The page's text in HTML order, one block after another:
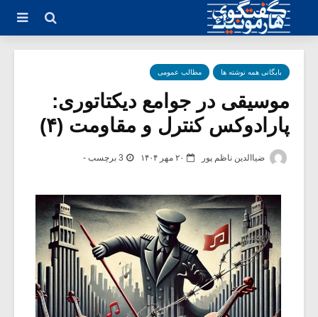
بایگانی همه نوشته ها مطالب عمومی
موسیقی در جوامع دیکتاتوری:
پارادوکس کنترل و مقاومت (۴)
ضیاالدین ناظم پور ۲۰ مهر ۱۴۰۴ 3 برچسب -